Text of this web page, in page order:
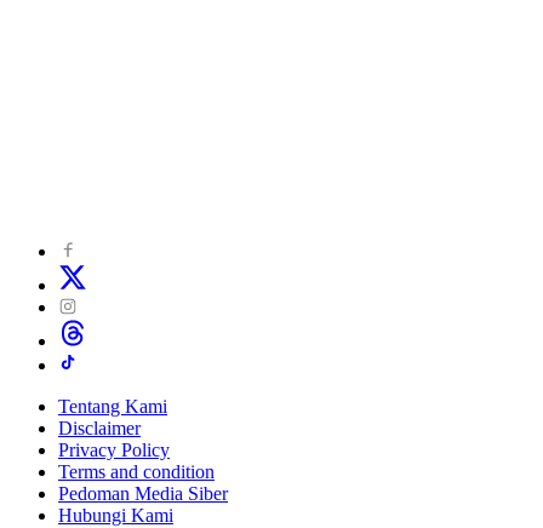
Tentang Kami
Disclaimer
Privacy Policy
Terms and condition
Pedoman Media Siber
Hubungi Kami